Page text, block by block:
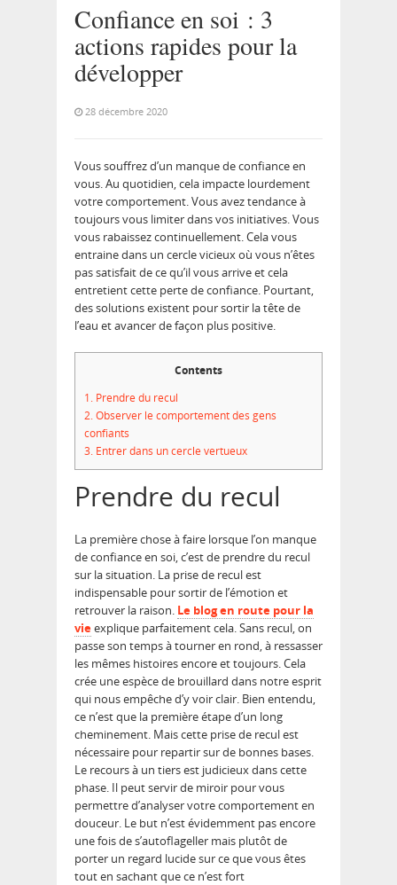
Confiance en soi : 3
actions rapides pour la
développer
28 décembre 2020
Vous souffrez d’un manque de confiance en
vous. Au quotidien, cela impacte lourdement
votre comportement. Vous avez tendance à
toujours vous limiter dans vos initiatives. Vous
vous rabaissez continuellement. Cela vous
entraine dans un cercle vicieux où vous n’êtes
pas satisfait de ce qu’il vous arrive et cela
entretient cette perte de confiance. Pourtant,
des solutions existent pour sortir la tête de
l’eau et avancer de façon plus positive.
Contents
1. Prendre du recul
2.Observer le comportement des gens
confiants
3. Entrer dans un cercle vertueux
Prendre du recul
La première chose à faire lorsque l’on manque
de confiance en soi, c’est de prendre du recul
sur la situation. La prise de recul est
indispensable pour sortir de l’émotion et
retrouver la raison. Le blog en route pour la
vieexplique parfaitement cela. Sans recul, on
passe son temps à tourner en rond, à ressasser
les mêmes histoires encore et toujours. Cela
crée une espèce de brouillard dans notre esprit
qui nous empêche d’y voir clair. Bien entendu,
ce n’est que la première étape d’un long
cheminement. Mais cette prise de recul est
nécessaire pour repartir sur de bonnes bases.
Le recours à un tiers est judicieux dans cette
phase. Il peut servir de miroir pour vous
permettre d’analyser votre comportement en
douceur. Le but n’est évidemment pas encore
une fois de s’autoflageller mais plutôt de
porter un regard lucide sur ce que vous êtes
tout en sachant que ce n’est fort